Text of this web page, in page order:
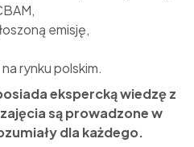
emisję,
rynku polskim.
ekspercką wiedzę z
są prowadzone w
dla każdego.